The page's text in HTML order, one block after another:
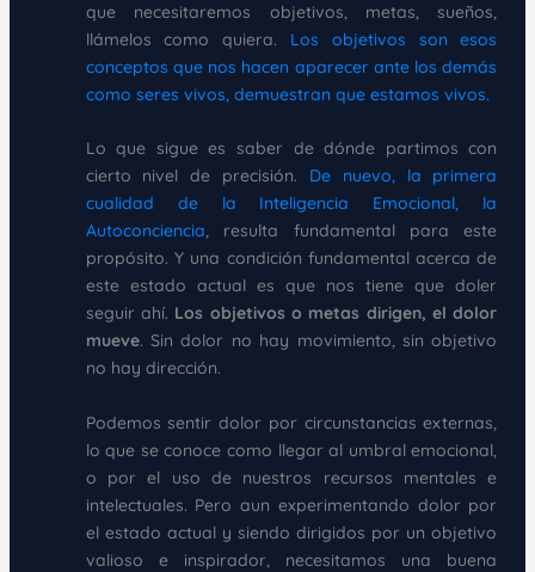
que necesitaremos objetivos, metas, sueños,
llámelos como quiera. Los objetivos son esos
conceptos que nos hacen aparecer ante los demás
como seres vivos, demuestran que estamos vivos.
Lo que sigue es saber de dónde partimos con
cierto nivel de precisión. De nuevo, la primera
cualidad de la Inteligencia Emocional, la
Autoconciencia, resulta fundamental para este
propósito. Y una condición fundamental acerca de
este estado actual es que nos tiene que doler
seguir ahí. Los objetivos o metas dirigen, el dolor
mueve. Sin dolor no hay movimiento, sin objetivo
no hay dirección.
Podemos sentir dolor por circunstancias externas,
lo que se conoce como llegar al umbral emocional,
o por el uso de nuestros recursos mentales e
intelectuales. Pero aun experimentando dolor por
el estado actual y siendo dirigidos por un objetivo
valioso e inspirador, necesitamos una buena